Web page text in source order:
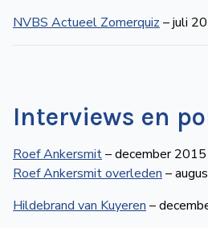
NVBS Actueel Zomerquiz – juli
Interviews en
Roef Ankersmit– december 2015
Roef Ankersmit overleden –
Hildebrand van Kuyeren –